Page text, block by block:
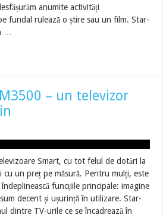
anumite activități
fundal rulează o știre sau un film. Star-
…
– un televizor
Smart, cu tot felul de dotări la
cu un preț pe măsură. Pentru mulți, este
funcțiile principale: imagine
decent și ușurință în utilizare. Star-
dintre TV-urile ce se încadrează în